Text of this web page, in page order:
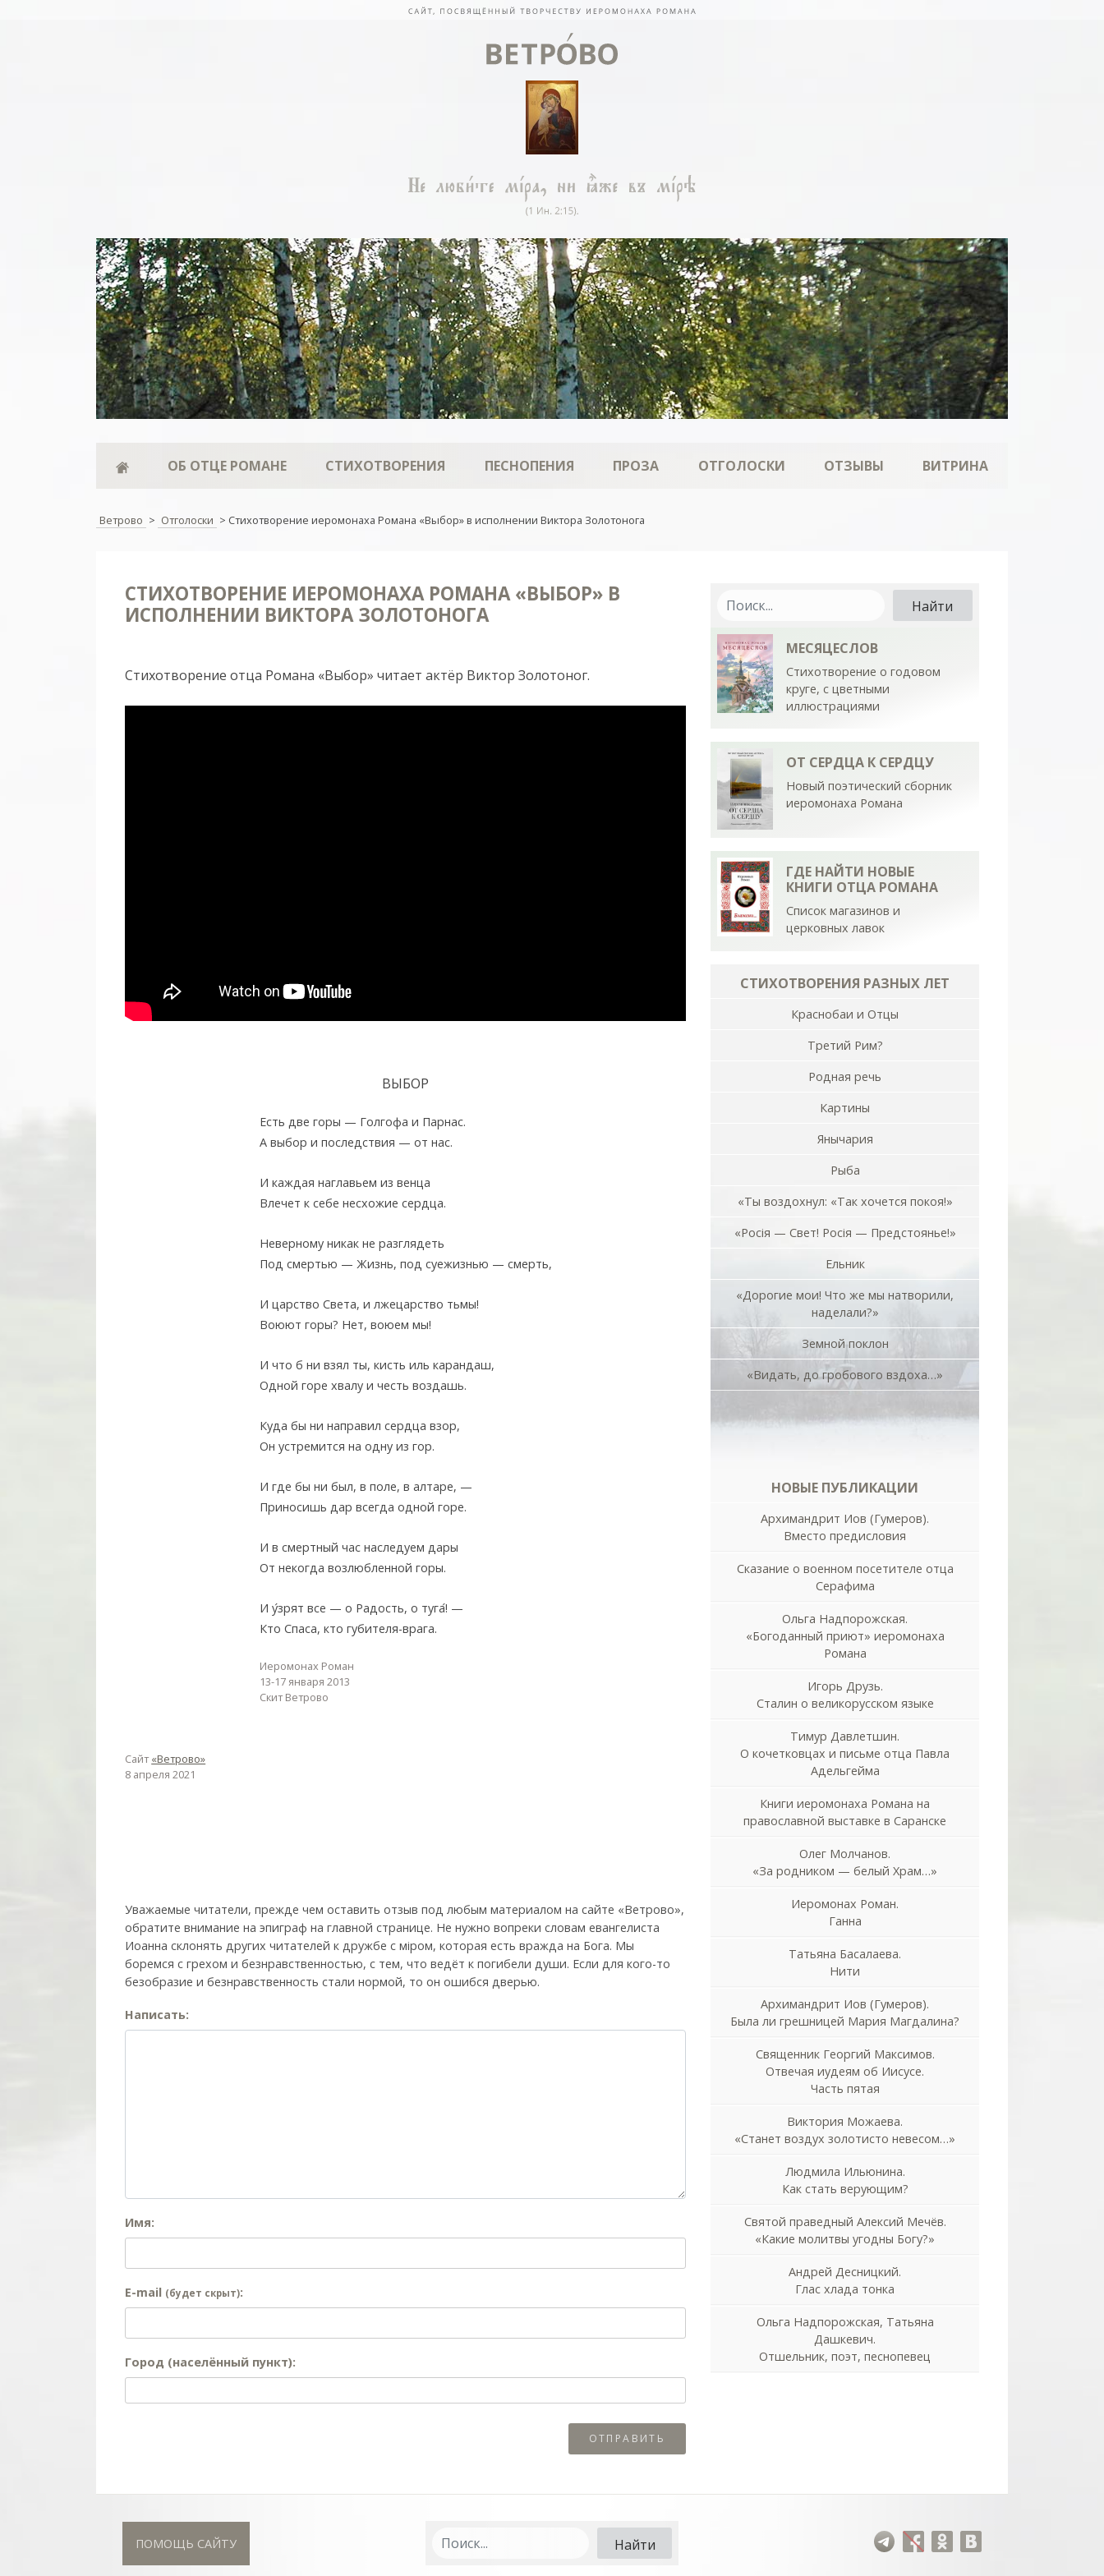
ОБ ОТЦЕ РОМАНЕ СТИХОТВОРЕНИЯ ПЕСНОПЕНИЯ ПРОЗА ОТГОЛОСКИ ОТЗЫВЫ ВИТРИНА
Ветрово > Отголоски > Стихотворение иеромонаха Романа «Выбор» в исполнении Виктора Золотонога
СТИХОТВОРЕНИЕ ИЕРОМОНАХА РОМАНА «ВЫБОР» В
ИСПОЛНЕНИИ ВИКТОРА ЗОЛОТОНОГА
Стихотворение отца Романа «Выбор» читает актёр Виктор Золотоног.
ВЫБОР
Есть две горы — Голгофа и Парнас.
А выбор и последствия — от нас.
И каждая наглавьем из венца
Влечет к себе несхожие сердца.
Неверному никак не разглядеть
Под смертью — Жизнь, под суежизнью — смерть,
И царство Света, и лжецарство тьмы!
Воюют горы? Нет, воюем мы!
И что б ни взял ты, кисть иль карандаш,
Одной горе хвалу и честь воздашь.
Куда бы ни направил сердца взор,
Он устремится на одну из гор.
И где бы ни был, в поле, в алтаре, —
Приносишь дар всегда одной горе.
И в смертный час наследуем дары
От некогда возлюбленной горы.
И узрят все — о Радость, о туга! —
Кто Спаса, кто губителя-врага.
Иеромонах Роман
13-17 января 2013
Скит Ветрово
Сайт«Ветрово»
8 апреля 2021
Уважаемые читатели, прежде чем оставить отзыв под любым материалом на сайте «Ветрово»,
обратите внимание на эпиграф на главной странице. Не нужно вопреки словам евангелиста
Иоанна склонять других читателей к дружбе с мiром, которая есть вражда на Бога. Мы
боремся с грехом и без­нрав­ствен­ностью, с тем, что ведёт к погибели души. Если для кого-то
безобразие и безнравственность стали нормой, то он ошибся дверью.
Написать:
Имя:
E-mail (будет скрыт):
Город (населённый пункт):
МЕСЯЦЕСЛОВ
Стихотворение о годовом
круге, с цветными
иллюстрациями
ОТ СЕРДЦА К СЕРДЦУ
Новый поэтический сборник
иеромонаха Романа
ГДЕ НАЙТИ НОВЫЕ
КНИГИ ОТЦА РОМАНА
Список магазинов и
церковных лавок
СТИХОТВОРЕНИЯ РАЗНЫХ ЛЕТ
Краснобаи и Отцы
Третий Рим?
Родная речь
Картины
Янычария
Рыба
«Ты воздохнул: «Так хочется покоя!»
«Росiя — Свет! Росiя — Предстоянье!»
Ельник
«Дорогие мои! Что же мы натворили,
наделали?»
Земной поклон
«Видать, до гробового вздоха…»
НОВЫЕ ПУБЛИКАЦИИ
Архимандрит Иов (Гумеров).
Вместо предисловия
Сказание о военном посетителе отца
Серафима
Ольга Надпорожская.
«Богоданный приют» иеромонаха
Романа
Игорь Друзь.
Сталин о великорусском языке
Тимур Давлетшин.
О кочетковцах и письме отца Павла
Адельгейма
Книги иеромонаха Романа на
православной выставке в Саранске
Олег Молчанов.
«За родником — белый Храм…»
Иеромонах Роман.
Ганна
Татьяна Басалаева.
Нити
Архимандрит Иов (Гумеров).
Была ли грешницей Мария Магдалина?
Священник Георгий Максимов.
Отвечая иудеям об Иисусе.
Часть пятая
Виктория Можаева.
«Станет воздух золотисто невесом…»
Людмила Ильюнина.
Как стать верующим?
Святой праведный Алексий Мечёв.
«Какие молитвы угодны Богу?»
Андрей Десницкий.
Глас хлада тонка
Ольга Надпорожская, Татьяна
Дашкевич.
Отшельник, поэт, песнопевец
ПОМОЩЬ САЙТУ